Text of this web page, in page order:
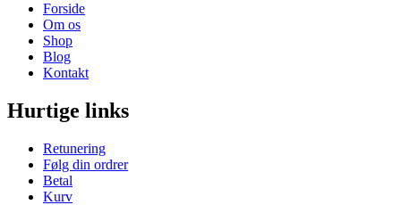
Forside
Om os
Shop
Blog
Kontakt
Hurtige links
Retunering
Følg din ordrer
Betal
Kurv